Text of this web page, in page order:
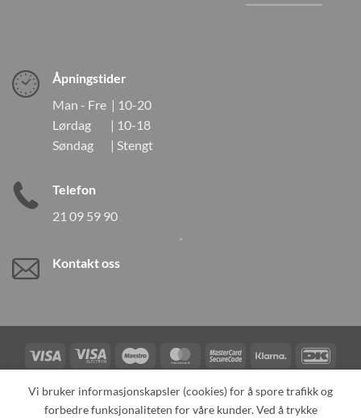
Åpningstider
Man - Fre | 10-20
Lørdag | 10-18
Søndag | Stengt
Telefon
21 09 59 90
Kontakt oss
Visa
Visa
Electron
Maestro MasterCardMasterCard
2
Klarna
Card
TILBAKEKALLINGER KONTAKT OSS OM OSS
Vi bruker informasjonskapsler (cookies) for å spore trafikk og
forbedre funksjonaliteten for våre kunder. Ved å trykke